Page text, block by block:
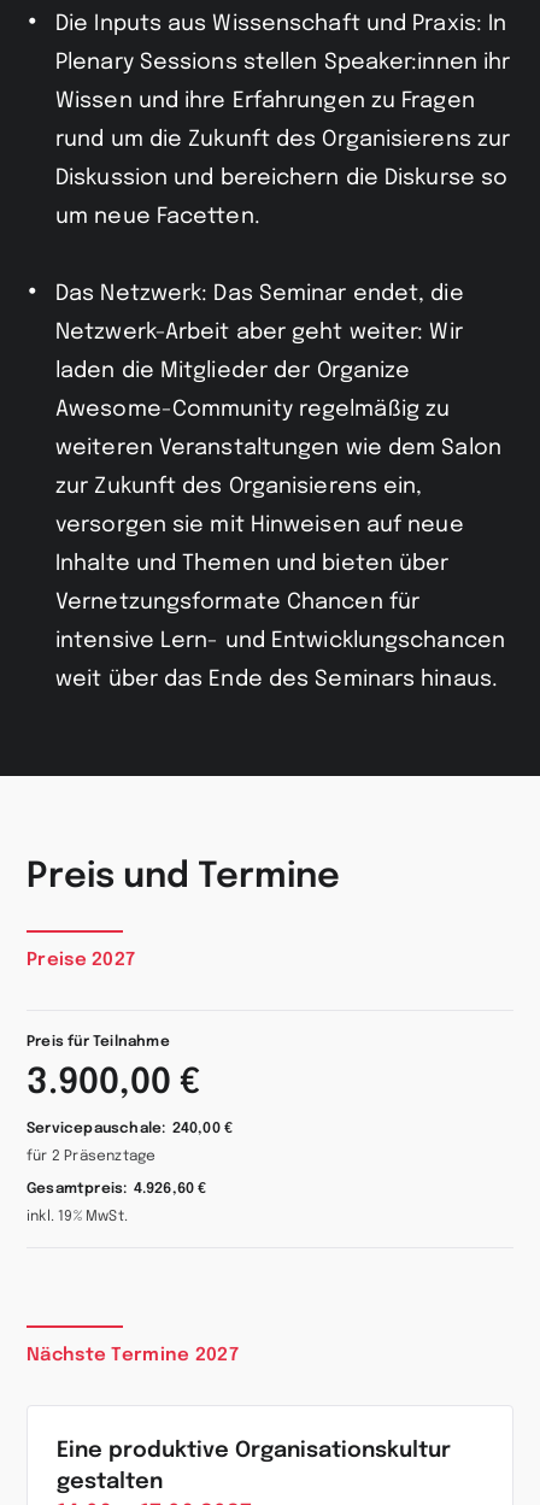
Die Inputs aus Wissenschaft und Praxis: In
Plenary Sessions stellen Speaker:innen ihr
Wissen und ihre Erfahrungen zu Fragen
rund um die Zukunft des Organisierens zur
Diskussion und bereichern die Diskurse so
um neue Facetten.
Das Netzwerk: Das Seminar endet, die
Netzwerk-Arbeit aber geht weiter: Wir
laden die Mitglieder der Organize
Awesome-Community regelmäßig zu
weiteren Veranstaltungen wie dem Salon
zur Zukunft des Organisierens ein,
versorgen sie mit Hinweisen auf neue
Inhalte und Themen und bieten über
Vernetzungsformate Chancen für
intensive Lern- und Entwicklungschancen
weit über das Ende des Seminars hinaus.
Preis und Termine
Preise 2027
Preis für Teilnahme
3.900,00 €
Servicepauschale: 240,00 €
für 2 Präsenztage
Gesamtpreis: 4.926,60 €
inkl. 19% MwSt.
Nächste Termine 2027
Eine produktive Organisationskultur
gestalten